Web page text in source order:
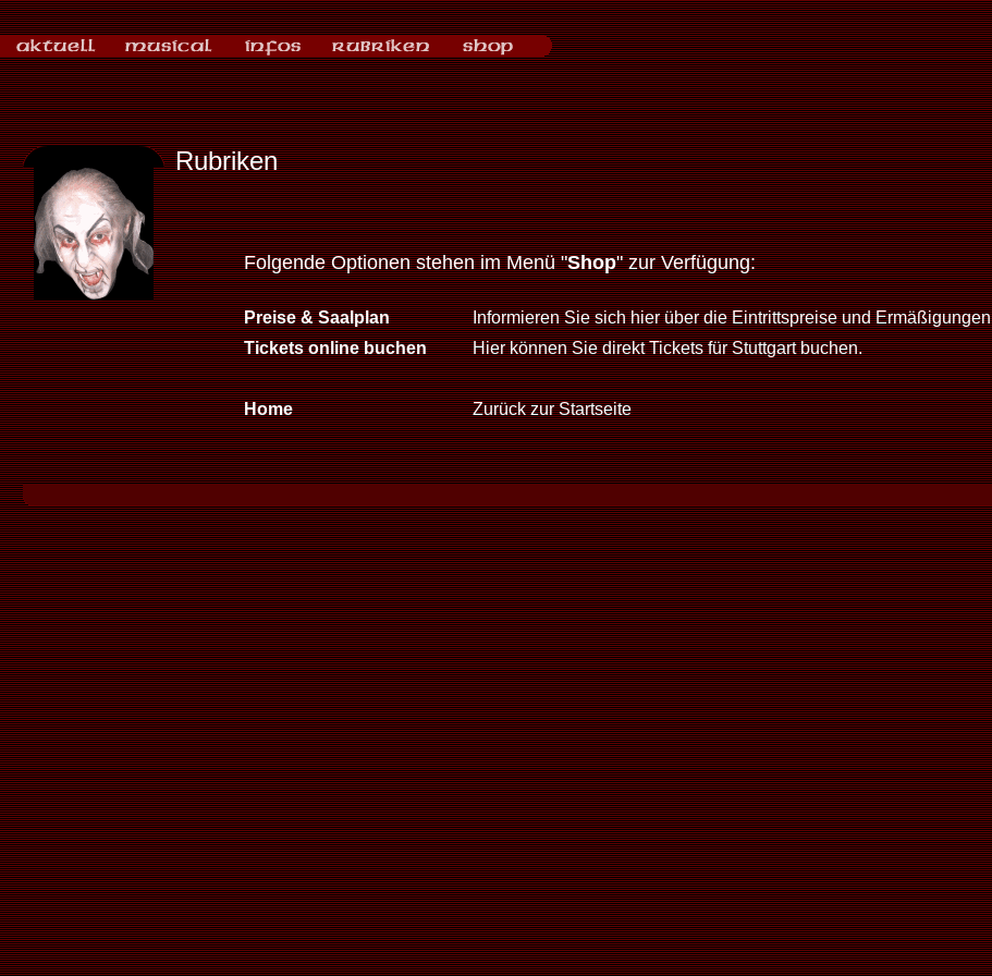
Rubriken
Folgende Optionen stehen im Menü "Shop" zur Verfügung:
Preise & Saalplan
Informieren Sie sich hier über die Eintrittspreise und Ermäßigungen
Tickets online buchen
Hier können Sie direkt Tickets für Stuttgart buchen.
Home Zurück zur Startseite